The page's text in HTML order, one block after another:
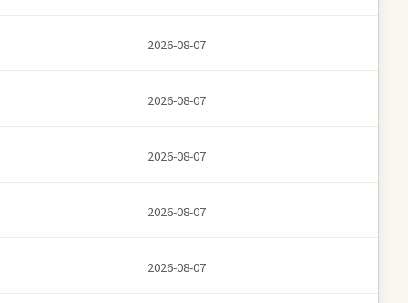
2026-08-07
2026-08-07
2026-08-07
2026-08-07
2026-08-07